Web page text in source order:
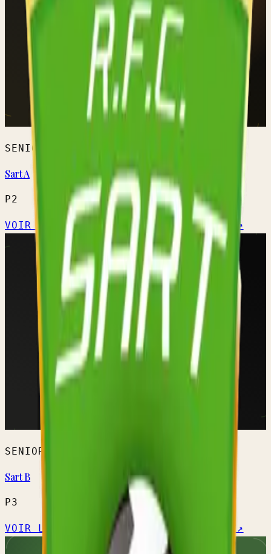
SENIORS HOMMES
Sart A
P2
VOIR L'ÉQUIPE → CALENDRIER OFFICIEL ↗
SENIORS HOMMES
Sart B
P3
VOIR L'ÉQUIPE → CALENDRIER OFFICIEL ↗